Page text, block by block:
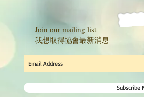
Join our mailing list
我想取得協會最新消息
Subscribe